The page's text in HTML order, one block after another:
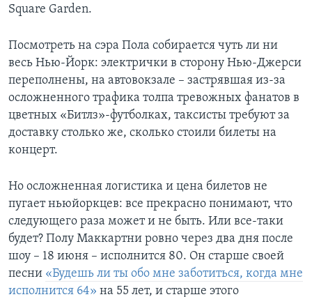
Square Garden.
Посмотреть на сэра Пола собирается чуть ли ни
весь Нью-Йорк: электрички в сторону Нью-Джерси
переполнены, на автовокзале – застрявшая из-за
осложненного трафика толпа тревожных фанатов в
цветных «Битлз»-футболках, таксисты требуют за
доставку столько же, сколько стоили билеты на
концерт.
Но осложненная логистика и цена билетов не
пугает ньюйоркцев: все прекрасно понимают, что
следующего раза может и не быть. Или все-таки
будет? Полу Маккартни ровно через два дня после
шоу – 18 июня – исполнится 80. Он старше своей
песни «Будешь ли ты обо мне заботиться, когда мне
исполнится 64» на 55 лет, и старше этого